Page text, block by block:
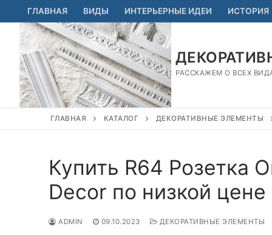
Перейти
к
содержимому
ГЛАВНАЯ ВИДЫ ИНТЕРЬЕРНЫЕ ИДЕИ ИСТОРИЯ
РАССКАЖЕМ О ВСЕХ
ГЛАВНАЯ КАТАЛОГ ДЕКОРАТИВНЫЕ ЭЛЕМЕНТЫ
Купить R64 Розетка
Decor по низкой
ADMIN 09.10.2023 ДЕКОРАТИВНЫЕ ЭЛЕМЕНТЫ